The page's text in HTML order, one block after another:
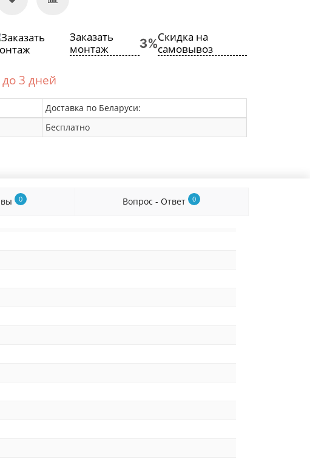
Заказать
монтаж
Скидка на
самовывоз
до 3 дней
Доставка по Беларуси:
Бесплатно
0 Вопрос - Ответ 0